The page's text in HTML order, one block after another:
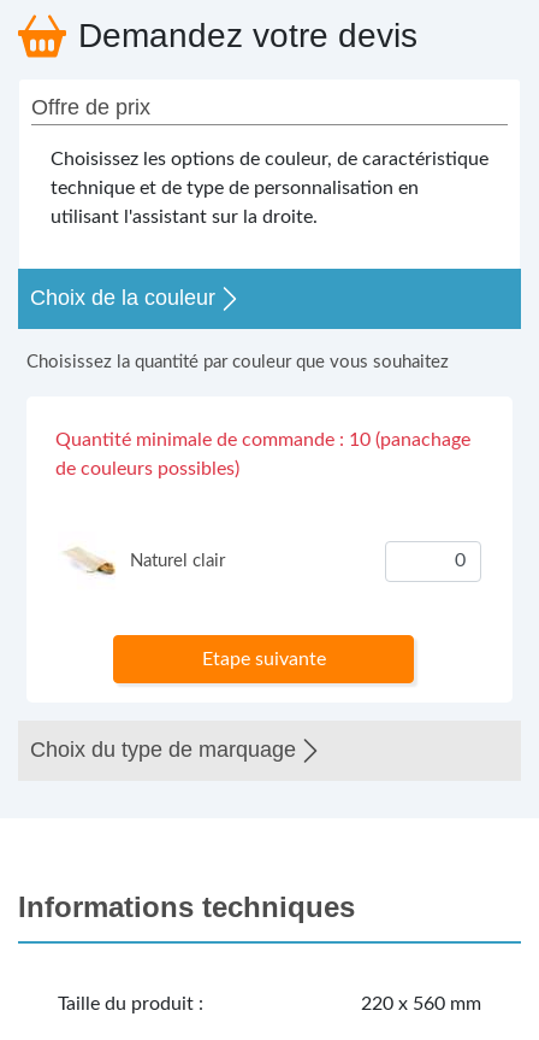
Demandez votre devis
Offre de prix
Choisissez les options de couleur, de caractéristique
technique et de type de personnalisation en
utilisant l'assistant sur la droite.
Choix de la couleur
Choisissez la quantité par couleur que vous souhaitez
Quantité minimale de commande : 10 (panachage
de couleurs possibles)
Naturel clair
Etape suivante
Choix du type de marquage
Informations techniques
Taille du produit : 220 x 560 mm